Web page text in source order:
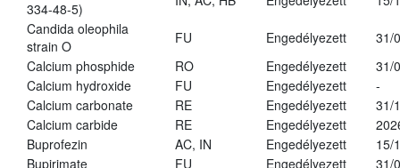
334-48-5)
Candida oleophila
strain O
FU Engedélyezett
31/
Calcium phosphide
RO Engedélyezett
31/
Calcium hydroxide
FU Engedélyezett
-
Calcium carbonate
RE Engedélyezett
31/
Calcium carbide
RE Engedélyezett
Buprofezin
AC, IN Engedélyezett
15/
Bupirimate
FU Engedélyezett
31/